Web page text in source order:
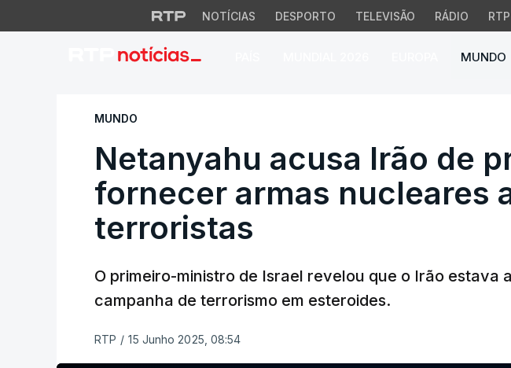
NOTÍCIAS DESPORTO TELEVISÃO RÁDIO
MUNDO
Netanyahu acusa Irão de
MUNDO
Netanyahu acusa Irão de
fornecer armas nucleares
terroristas
O primeiro-ministro de Israel revelou que o Irão estava
campanha de terrorismo em esteroides.
RTP / 15 Junho 2025, 08:54